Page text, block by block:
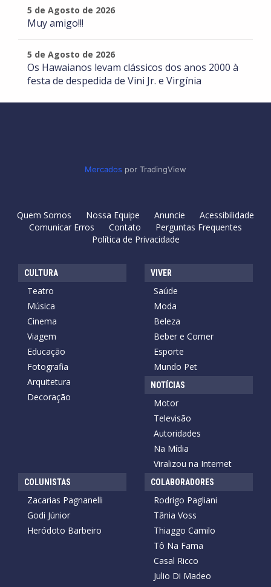
5 de Agosto de 2026
Muy amigo!!!
5 de Agosto de 2026
Os Hawaianos levam clássicos dos anos 2000 à
festa de despedida de Vini Jr. e Virgínia
Mercados por TradingView
Quem Somos Nossa Equipe Anuncie
Acessibilidade
Comunicar Erros
Contato
Perguntas Frequentes
Política de Privacidade
CULTURA
Teatro
Música
Cinema
Viagem
Educação
Fotografia
Arquitetura
Decoração
VIVER
Saúde
Moda
Beleza
Beber e Comer
Esporte
Mundo Pet
NOTÍCIAS
Motor
Televisão
Autoridades
Na Mídia
Viralizou na Internet
COLUNISTAS
Zacarias Pagnanelli
Godi Júnior
Heródoto Barbeiro
COLABORADORES
Rodrigo Pagliani
Tânia Voss
Thiaggo Camilo
Tô Na Fama
Casal Ricco
Julio Di Madeo